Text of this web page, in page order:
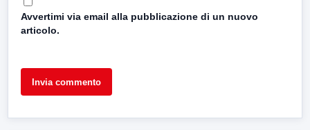
Avvertimi via email alla pubblicazione di un nuovo
articolo.